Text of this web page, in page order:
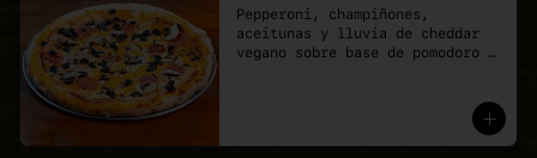
Pepperoni, champiñones,
aceitunas y lluvia de cheddar
vegano sobre base de pomodoro y